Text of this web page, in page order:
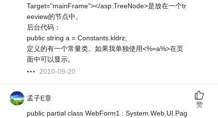
Target="mainFrame"></asp:TreeNode>是放在一个tr
eeview的节点中。
后台代码：
public string a = Constants.kldrz;
定义的有一个常量类。如果我单独使用<%=a%>在页
面中可以显示。
2010-09-20
孟子E章
public partial class WebForm1 : System.Web.UI.Pag
赞